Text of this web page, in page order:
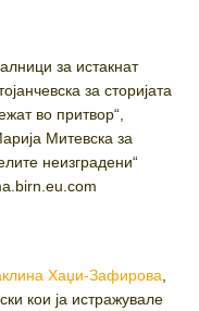
за истакнат
за сторијата
во притвор“,
Митевска за
неизградени“
Хаџи-Зафирова
кои ја истражувале